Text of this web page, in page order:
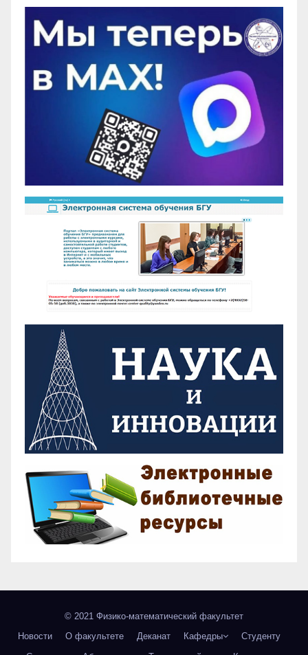
© 2021 Физико-математический факультет
Новости
О факультете Деканат Кафедры
Студенту